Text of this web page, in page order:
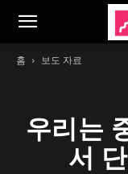
홈 보도 자료
우리는
서